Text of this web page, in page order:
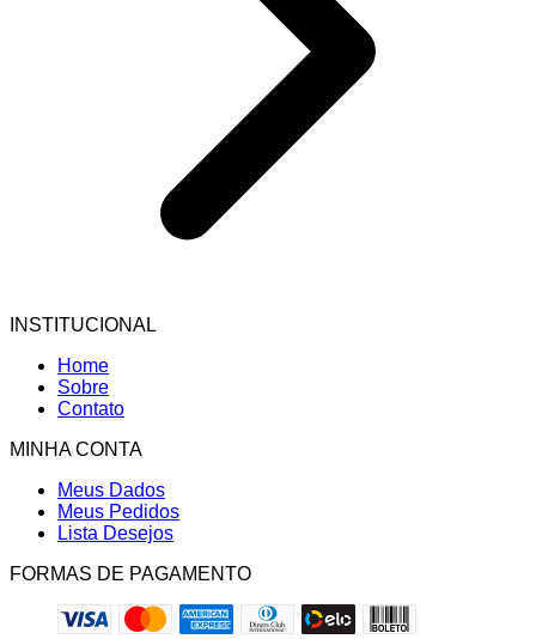
INSTITUCIONAL
Home
Sobre
Contato
MINHA CONTA
Meus Dados
Meus Pedidos
Lista Desejos
FORMAS DE PAGAMENTO